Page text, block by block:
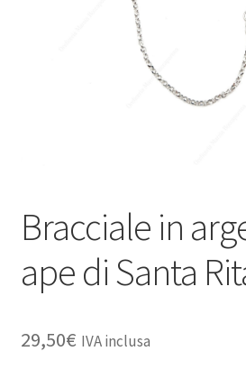
Bracciale in
ape di Santa
29,50€ IVA inclusa